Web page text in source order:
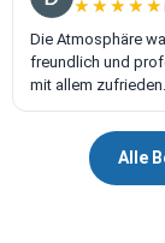
Räumlichkeiten
Vielen Dank an
komme immer
Gewissen
★★★★★
★★★★★
Die Atmosphäre
freundlich und
mit allem
Alle